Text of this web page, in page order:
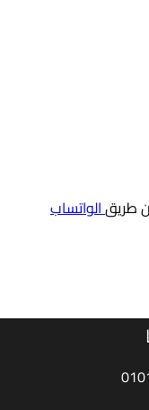
طريقالواتساب